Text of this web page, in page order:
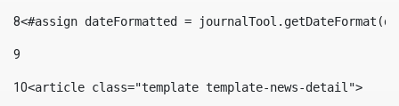
8<#assign dateFormatted =
9
10<article class="template template-news-detail">